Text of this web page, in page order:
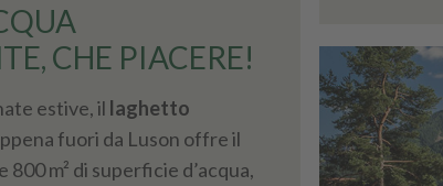
CHE PIACERE!
estive, il laghetto
fuori da Luson offre il
m² di superficie d’acqua,